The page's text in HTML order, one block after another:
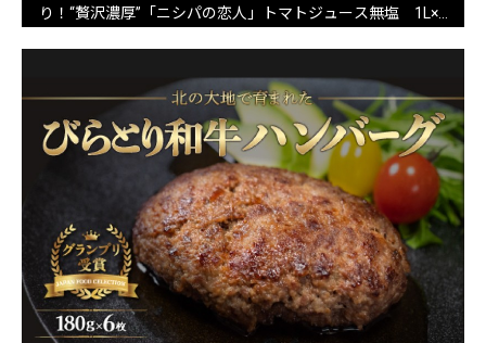
り！“贅沢濃厚”「ニシパの恋人」トマトジュース無塩 1L×6